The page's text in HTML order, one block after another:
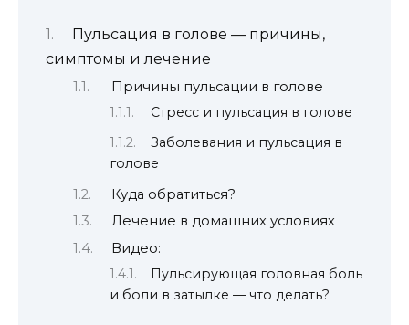
Пульсация в голове — причины,
симптомы и лечение
Причины пульсации в голове
Стресс и пульсация в голове
Заболевания и пульсация в
голове
Куда обратиться?
Лечение в домашних условиях
Видео:
Пульсирующая головная боль
и боли в затылке — что делать?